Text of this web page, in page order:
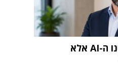
"האתגר הגדול אינו ה-AI אלא